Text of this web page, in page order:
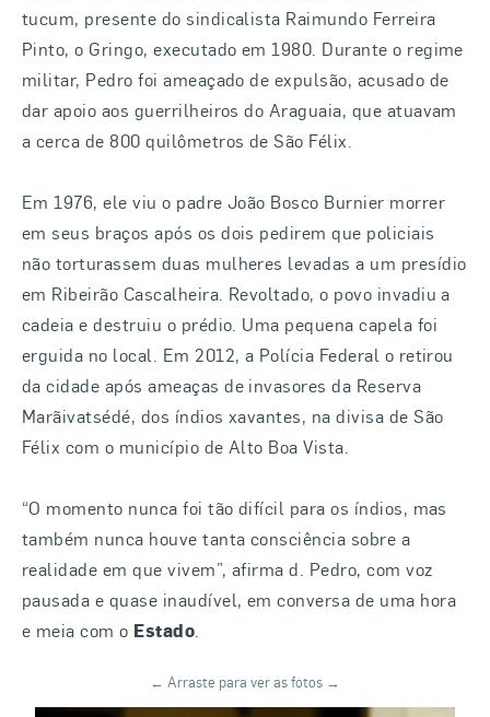
tucum, presente do sindicalista Raimundo Ferreira
Pinto, o Gringo, executado em 1980. Durante o regime
militar, Pedro foi ameaçado de expulsão, acusado de
dar apoio aos guerrilheiros do Araguaia, que atuavam
a cerca de 800 quilômetros de São Félix.
Em 1976, ele viu o padre João Bosco Burnier morrer
em seus braços após os dois pedirem que policiais
não torturassem duas mulheres levadas a um presídio
em Ribeirão Cascalheira. Revoltado, o povo invadiu a
cadeia e destruiu o prédio. Uma pequena capela foi
erguida no local. Em 2012, a Polícia Federal o retirou
da cidade após ameaças de invasores da Reserva
Marãivatsédé, dos índios xavantes, na divisa de São
Félix com o município de Alto Boa Vista.
“O momento nunca foi tão difícil para os índios, mas
também nunca houve tanta consciência sobre a
realidade em que vivem”, afirma d. Pedro, com voz
pausada e quase inaudível, em conversa de uma hora
e meia com o Estado